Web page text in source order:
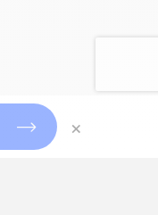
×